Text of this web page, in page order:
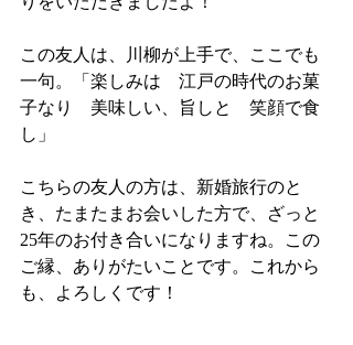
この友人は、川柳が上手で、ここでも
一句。「楽しみは　江戸の時代のお菓
子なり　美味しい、旨しと　笑顔で食
し」
こちらの友人の方は、新婚旅行のと
き、たまたまお会いした方で、ざっと
25年のお付き合いになりますね。この
ご縁、ありがたいことです。これから
も、よろしくです！